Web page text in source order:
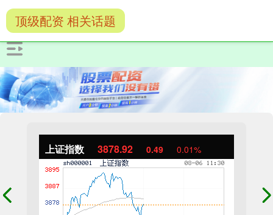
上证指数 3878.92 0.49 0.01%
顶级配资 相关话题